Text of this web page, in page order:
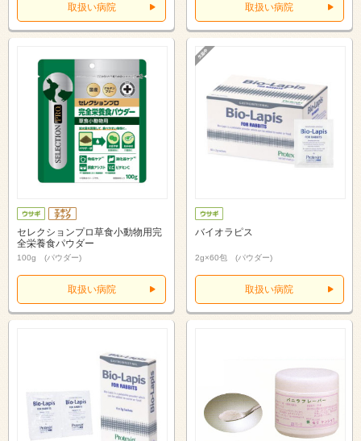
取扱い病院 取扱い病院
セレクションプロ草食小動物用完
全栄養食パウダー
100g (パウダー)
取扱い病院
バイオラピス
2g×60包 (パウダー)
取扱い病院